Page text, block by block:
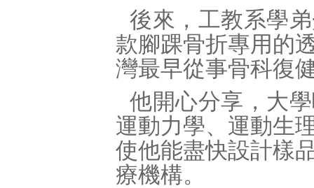
後來，工教系學
款腳踝骨折專用的
灣最早從事骨科復
他開心分享，大
運動力學、運動生
使他能盡快設計樣
療機構。